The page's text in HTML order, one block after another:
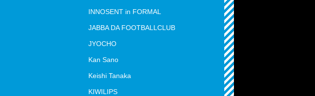
INNOSENT in FORMAL
JABBA DA FOOTBALLCLUB
JYOCHO
Kan Sano
Keishi Tanaka
KIWILIPS